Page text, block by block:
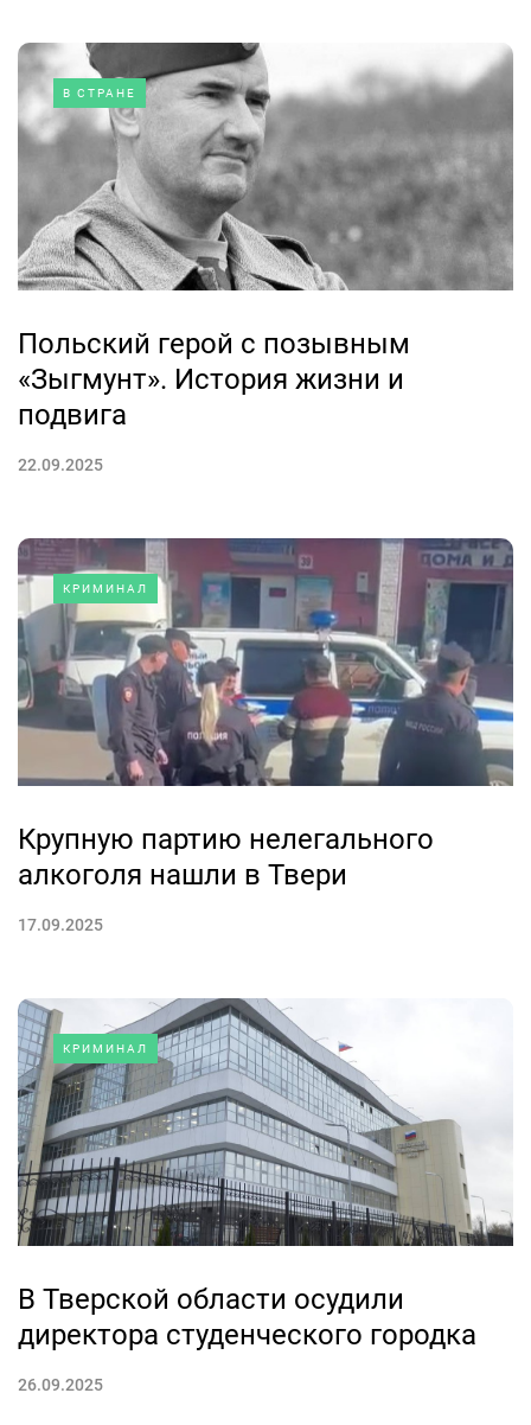
В СТРАНЕ
Польский герой с позывным
«Зыгмунт». История жизни и
подвига
22.09.2025
КРИМИНАЛ
Крупную партию нелегального
алкоголя нашли в Твери
17.09.2025
КРИМИНАЛ
В Тверской области осудили
директора студенческого городка
26.09.2025